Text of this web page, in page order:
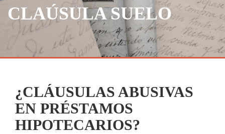
SERVICIOS
CONTACTO
CLAÚSULA SUELO
¿CLÁUSULAS ABUSIVAS
EN PRÉSTAMOS
HIPOTECARIOS?